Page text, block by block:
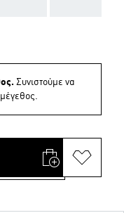
Συνιστούμε να